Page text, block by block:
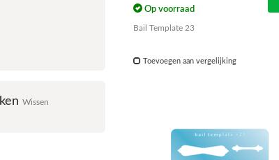
Wissen
Op voorraad
Bail Template 23
Toevoegen aan vergelijking